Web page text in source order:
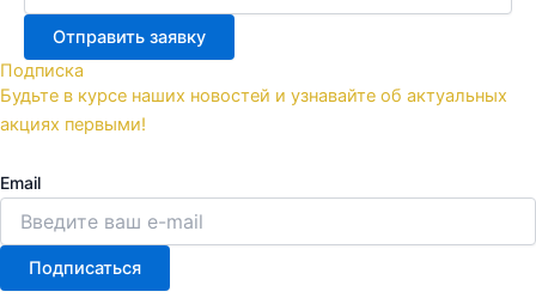
Отправить заявку
Подписка
Будьте в курсе наших новостей и узнавайте об актуальных
акциях первыми!
Email
Подписаться